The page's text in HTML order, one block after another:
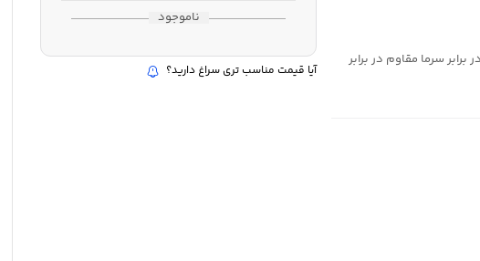
سرما مقاوم در برابر
ناموجود
آیا قیمت مناسب تری سراغ دارید؟